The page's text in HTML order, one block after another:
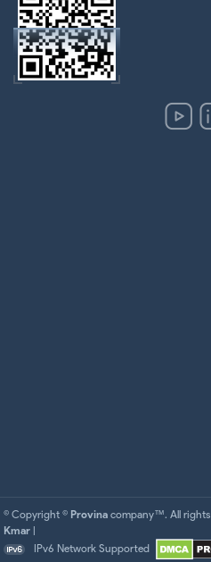
© Copyright © Provina company™. All rights
Kmar |
IPv6 Network Supported